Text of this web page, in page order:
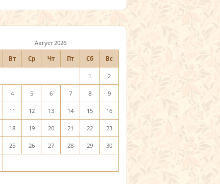
Август 2026
Вт Ср Чт Пт Сб Вс
1 2
4 5 6 7 8 9
11 12 13 14 15 16
18 19 20 21 22 23
25 26 27 28 29 30